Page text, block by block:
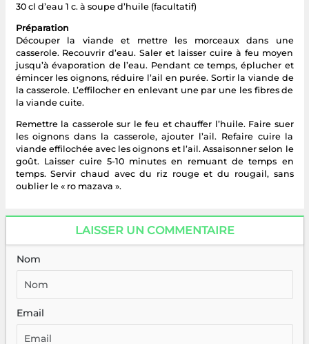
30 cl d’eau 1 c. à soupe d’huile (facultatif)
Préparation
Découper la viande et mettre les morceaux dans une
casserole. Recouvrir d’eau. Saler et laisser cuire à feu moyen
jusqu’à évaporation de l’eau. Pendant ce temps, éplucher et
émincer les oignons, réduire l’ail en purée. Sortir la viande de
la casserole. L’effilocher en enlevant une par une les fibres de
la viande cuite.
Remettre la casserole sur le feu et chauffer l’huile. Faire suer
les oignons dans la casserole, ajouter l’ail. Refaire cuire la
viande effilochée avec les oignons et l’ail. Assaisonner selon le
goût. Laisser cuire 5-10 minutes en remuant de temps en
temps. Servir chaud avec du riz rouge et du rougail, sans
oublier le « ro mazava ».
LAISSER UN COMMENTAIRE
Nom
Email